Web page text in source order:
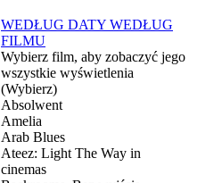
WEDŁUG DATY WEDŁUG
FILMU
Wybierz film, aby zobaczyć jego
wszystkie wyświetlenia
(Wybierz)
Absolwent
Amelia
Arab Blues
Ateez: Light The Way in
cinemas